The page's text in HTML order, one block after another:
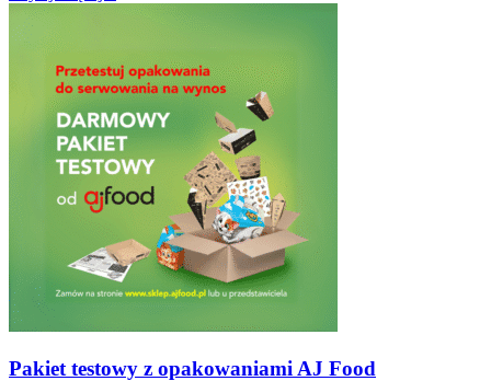
Pakiet testowy z opakowaniami AJ Food